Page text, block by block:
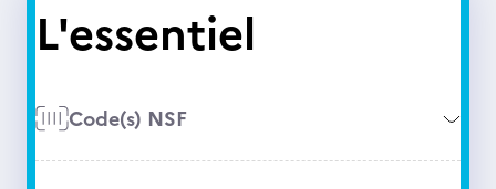
L'essentiel
Code(s) NSF